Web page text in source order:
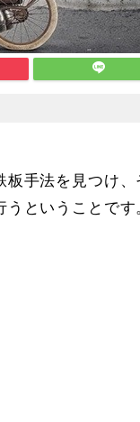
板手法を見つけ、
うということです